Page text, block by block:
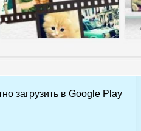
загрузить в Google Play